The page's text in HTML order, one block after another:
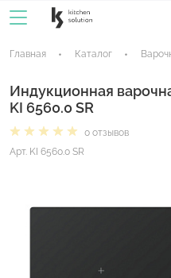
Главная Каталог
Индукционная
KI 6560.0 SR
0 отзывов
Арт. KI 6560.0 SR